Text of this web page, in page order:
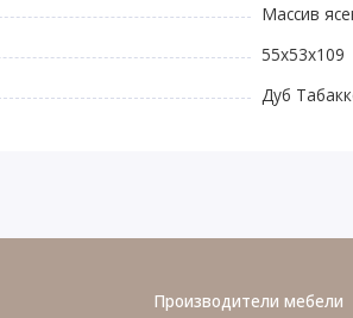
Массив
55х53х109
Дуб
Производители мебели